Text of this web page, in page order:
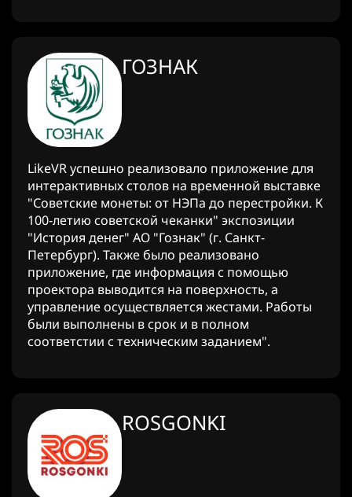
ГОЗНАК
LikeVR успешно реализовало приложение для
интерактивных столов на временной выставке
"Советские монеты: от НЭПа до перестройки. К
100-летию советской чеканки" экспозиции
"История денег" АО "Гознак" (г. Санкт-
Петербург). Также было реализовано
приложение, где информация с помощью
проектора выводится на поверхность, а
управление осуществляется жестами. Работы
были выполнены в срок и в полном
соответстии с техническим заданием".
ROSGONKI